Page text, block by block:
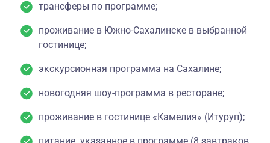
трансферы по программе;
проживание в Южно-Сахалинске в выбранной
гостинице;
экскурсионная программа на Сахалине;
новогодняя шоу-программа в ресторане;
проживание в гостинице «Камелия» (Итуруп);